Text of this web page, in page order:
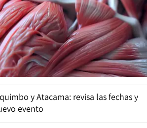
y Atacama: revisa las fechas y
evento